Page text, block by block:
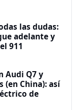
las dudas:
adelante y
911
Audi Q7 y
(en China): así
de